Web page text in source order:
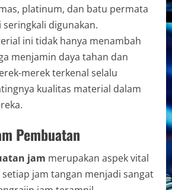
platinum, dan batu permata
digunakan.
ini tidak hanya menambah
menjamin daya tahan dan
merek terkenal selalu
kualitas material dalam
Pembuatan
jam merupakan aspek vital
jam tangan menjadi sangat